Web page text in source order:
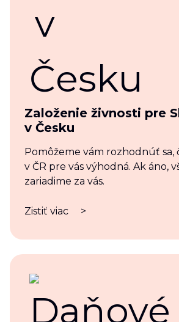
Založenie živnosti pre
v Česku
Pomôžeme vám rozhodnúť sa,
v ČR pre vás výhodná. Ak áno,
zariadime za vás.
Zistiť viac >